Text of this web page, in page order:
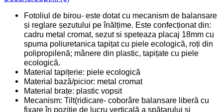
Fotoliul de birou- este dotat cu mecanism de balansare
și reglare șezutului pe înălțime. Este confecționat din:
cadru metal cromat, sezut si speteaza placaj 18mm cu
spuma poliuretanica tapițat cu piele ecologică, roți din
polipropilenă; mânere din plastic, tapițate cu piele
ecologică.
Material tapițerie: piele ecologică
Material bază/picior: metal cromat
Material brațe: plastic vopsit
Mecanism: Tilt(ridicare- coborâre balansare liberă cu
fixare în poziție de lucru verticală a spătarului și